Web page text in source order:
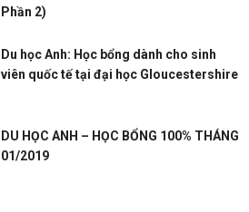
Phần 2)
Du học Anh: Học bổng dành cho sinh
viên quốc tế tại đại học Gloucestershire
DU HỌC ANH – HỌC BỔNG 100% THÁNG
01/2019